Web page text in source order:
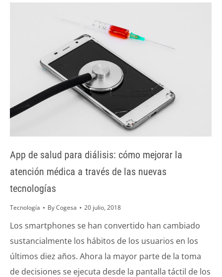
App de salud para diálisis: cómo mejorar la
atención médica a través de las nuevas
tecnologías
Tecnología ByCogesa 20 julio, 2018
Los smartphones se han convertido han cambiado
sustancialmente los hábitos de los usuarios en los
últimos diez años. Ahora la mayor parte de la toma
de decisiones se ejecuta desde la pantalla táctil de los